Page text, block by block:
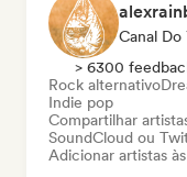
Canal Do
> 6300
Rock alternativo
Indie pop
Compartilhar
SoundCloud ou
Adicionar artistas